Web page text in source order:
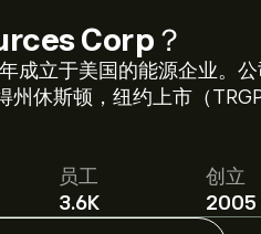
Corp ？
成立于美国的能源企业。
休斯顿，纽约上市（
员工
3.6K
创立
2005